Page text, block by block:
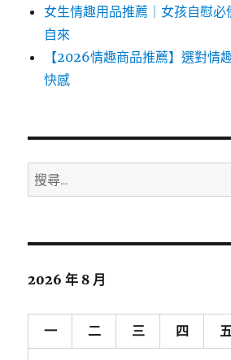
女生情趣用品推薦｜女孩自慰必
自來
【2026情趣商品推薦】選對情
快感
搜
尋
鍵
2026 年 8 月
一 二 三 四 五